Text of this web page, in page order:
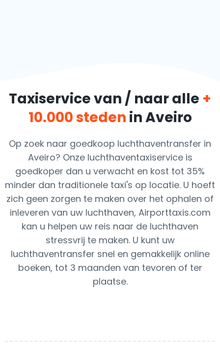
Taxiservice van / naar alle +
10.000 steden in Aveiro
Op zoek naar goedkoop luchthaventransfer in
Aveiro? Onze luchthaventaxiservice is
goedkoper dan u verwacht en kost tot 35%
minder dan traditionele taxi's op locatie. U hoeft
zich geen zorgen te maken over het ophalen of
inleveren van uw luchthaven, Airporttaxis.com
kan u helpen uw reis naar de luchthaven
stressvrij te maken. U kunt uw
luchthaventransfer snel en gemakkelijk online
boeken, tot 3 maanden van tevoren of ter
plaatse.